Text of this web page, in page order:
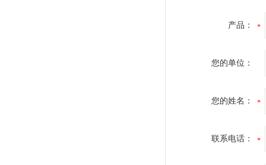
产品：
您的单位：
您的姓名：
联系电话：